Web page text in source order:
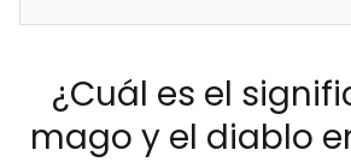
¿Cuál es el
mago y el diablo